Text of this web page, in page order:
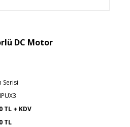
DC Motor
Serisi
TL + KDV
TL